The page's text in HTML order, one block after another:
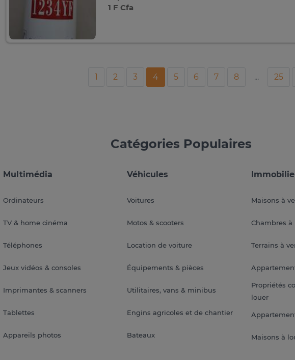
1 F Cfa
1 2 3 4 5 6 7 8 ... 25
Catégories Populaires
Multimédia
Ordinateurs
TV & home cinéma
Téléphones
Jeux vidéos & consoles
Imprimantes & scanners
Tablettes
Appareils photos
Véhicules
Voitures
Motos & scooters
Location de voiture
Équipements & pièces
Utilitaires, vans & minibus
Engins agricoles et de chantier
Bateaux
Maisons à
Chambres à
Terrains à
Propriétés
louer
Maisons à